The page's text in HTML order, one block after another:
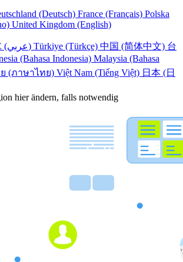
(Deutsch) France (Français) Polska
United Kingdom (English)
UAE (عربي) Türkiye (Türkçe) 中国 (简体中文) 台
(Bahasa Indonesia) Malaysia (Bahasa
(ภาษาไทย) Việt Nam (Tiếng Việt) 日本 (日
hier ändern, falls notwendig